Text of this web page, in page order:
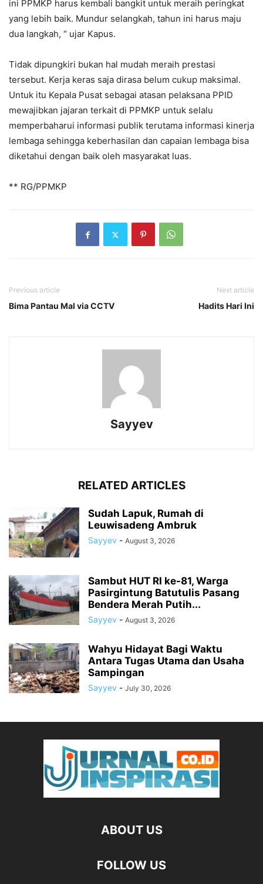
ini PPMKP harus kembali bangkit untuk meraih peringkat
yang lebih baik. Mundur selangkah, tahun ini harus maju
dua langkah, “ ujar Kapus.
Tidak dipungkiri bukan hal mudah meraih prestasi
tersebut. Kerja keras saja dirasa belum cukup maksimal.
Untuk itu Kepala Pusat sebagai atasan pelaksana PPID
mewajibkan jajaran terkait di PPMKP untuk selalu
memperbaharui informasi publik terutama informasi kinerja
lembaga sehingga keberhasilan dan capaian lembaga bisa
diketahui dengan baik oleh masyarakat luas.
** RG/PPMKP
Previous article
Bima Pantau Mal via CCTV
Next article
Hadits Hari Ini
Sayyev
RELATED ARTICLES
Sudah Lapuk, Rumah di
Leuwisadeng Ambruk
Sayyev - August 3, 2026
Sambut HUT RI ke-81, Warga
Pasirgintung Batutulis Pasang
Bendera Merah Putih...
Sayyev - August 3, 2026
Wahyu Hidayat Bagi Waktu
Antara Tugas Utama dan Usaha
Sampingan
Sayyev - July 30, 2026
ABOUT US
FOLLOW US